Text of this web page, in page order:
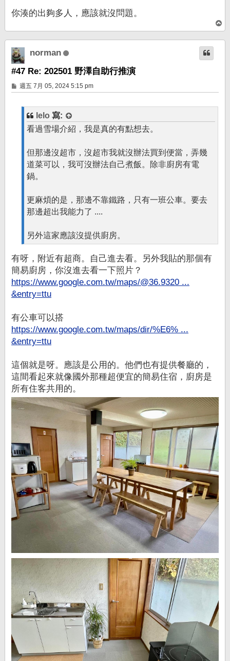
你湊的出夠多人，應該就沒問題。
頂
端
norman
#47 Re: 202501 野澤自助行推演
文
章
週五 7月 05, 2024 5:15 pm
lelo 寫:
看過雪場介紹，我是真的有點想去。
但那邊沒超市，沒超市我就沒辦法買到便當，弄幾
道菜可以，我可沒辦法自己煮飯。除非廚房有電
鍋。
更麻煩的是，那邊不靠鐵路，只有一班公車。要去
那邊超出我能力了 ....
另外這家應該沒提供廚房。
有呀，附近有超商。自己進去看。另外我貼的那個有
簡易廚房，你沒進去看一下照片？
https://www.google.com.tw/maps/@36.9320 ...
&entry=ttu
有公車可以搭
https://www.google.com.tw/maps/dir/%E6% ...
&entry=ttu
這個就是呀。應該是公用的。他們也有提供餐廳的，
這間看起來就像國外那種超便宜的簡易住宿，廚房是
所有住客共用的。